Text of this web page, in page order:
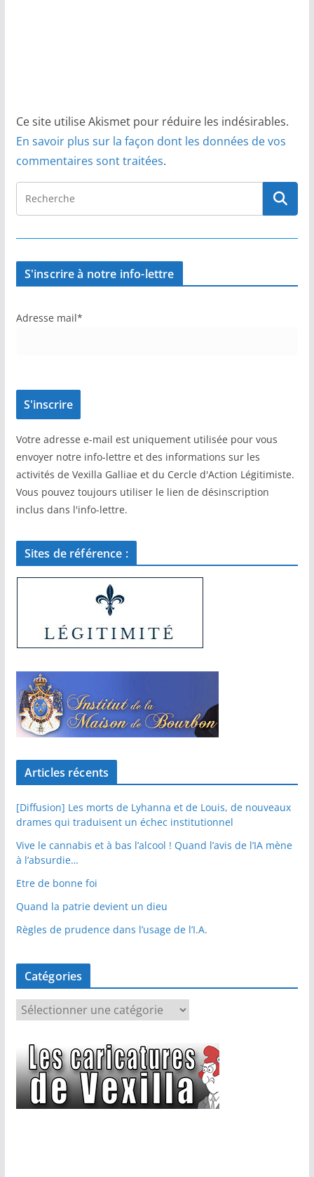
Ce site utilise Akismet pour réduire les indésirables.
En savoir plus sur la façon dont les données de vos
commentaires sont traitées.
S'inscrire à notre info-lettre
Adresse mail*
Votre adresse e-mail est uniquement utilisée pour vous
envoyer notre info-lettre et des informations sur les
activités de Vexilla Galliae et du Cercle d'Action Légitimiste.
Vous pouvez toujours utiliser le lien de désinscription
inclus dans l'info-lettre.
Sites de référence :
Articles récents
[Diffusion] Les morts de Lyhanna et de Louis, de nouveaux
drames qui traduisent un échec institutionnel
Vive le cannabis et à bas l’alcool ! Quand l’avis de l’IA mène
à l’absurdie…
Etre de bonne foi
Quand la patrie devient un dieu
Règles de prudence dans l’usage de l’I.A.
Catégories
a
é
g
o
r